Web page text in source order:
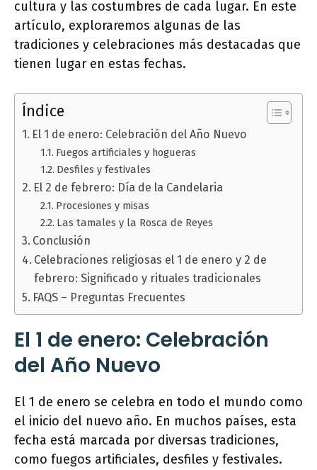
cultura y las costumbres de cada lugar. En este
artículo, exploraremos algunas de las
tradiciones y celebraciones más destacadas que
tienen lugar en estas fechas.
Índice
El 1 de enero: Celebración del Año Nuevo
Fuegos artificiales y hogueras
Desfiles y festivales
El 2 de febrero: Día de la Candelaria
Procesiones y misas
Las tamales y la Rosca de Reyes
Conclusión
Celebraciones religiosas el 1 de enero y 2 de
febrero: Significado y rituales tradicionales
FAQS – Preguntas Frecuentes
El 1 de enero: Celebración
del Año Nuevo
El 1 de enero se celebra en todo el mundo como
el inicio del nuevo año. En muchos países, esta
fecha está marcada por diversas tradiciones,
como fuegos artificiales, desfiles y festivales.